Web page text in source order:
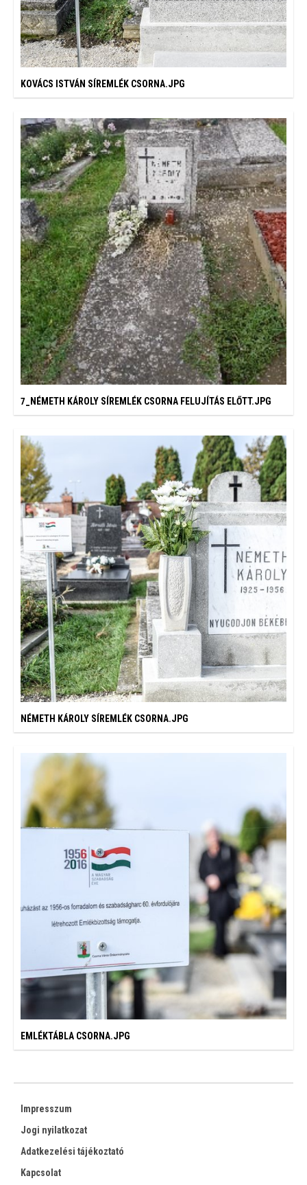
KOVÁCS ISTVÁN SÍREMLÉK CSORNA.JPG
7_NÉMETH KÁROLY SÍREMLÉK CSORNA FELUJÍTÁS ELŐTT.JPG
NÉMETH KÁROLY SÍREMLÉK CSORNA.JPG
EMLÉKTÁBLA CSORNA.JPG
Impresszum
Jogi nyilatkozat
Adatkezelési tájékoztató
Kapcsolat